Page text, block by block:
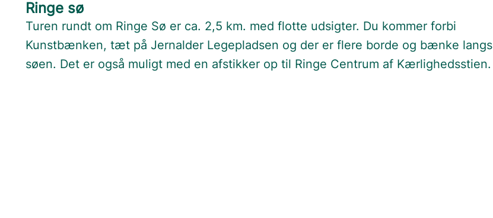
Ringe sø
Turen rundt om Ringe Sø er ca. 2,5 km. med flotte udsigter. Du kommer forbi
Kunstbænken, tæt på Jernalder Legepladsen og der er flere borde og bænke langs
søen. Det er også muligt med en afstikker op til Ringe Centrum af Kærlighedsstien.